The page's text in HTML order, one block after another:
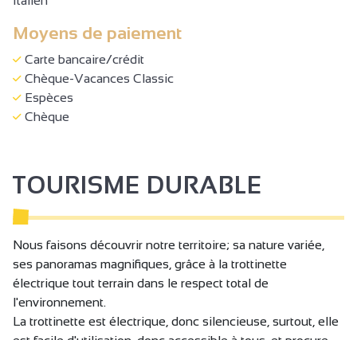
Moyens de paiement
Carte bancaire/crédit
Chèque-Vacances Classic
Espèces
Chèque
TOURISME DURABLE
Nous faisons découvrir notre territoire; sa nature variée,
ses panoramas magnifiques, grâce à la trottinette
électrique tout terrain dans le respect total de
l'environnement.
La trottinette est électrique, donc silencieuse, surtout, elle